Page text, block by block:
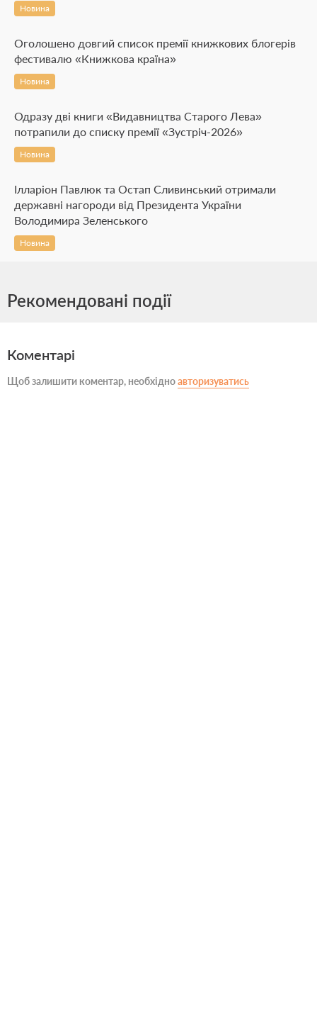
Новина
Оголошено довгий список премії книжкових блогерів
фестивалю «Книжкова країна»
Новина
Одразу дві книги «Видавництва Старого Лева»
потрапили до списку премії «Зустріч-2026»
Новина
Ілларіон Павлюк та Остап Сливинський отримали
державні нагороди від Президента України
Володимира Зеленського
Новина
Рекомендовані події
Коментарі
Щоб залишити коментар, необхідноавторизуватись